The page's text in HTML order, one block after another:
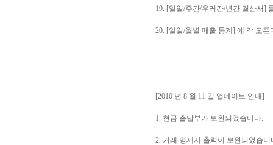
19. [일일/주간/우러간/년간 결산서]
20. [일일/월별 매출 통계] 에 각 오
[2010 년 8 월 11 일 업데이트 안내]
1. 현금 출납부가 보완되었습니다.
2. 거래 명세서 출력이 보완되었습니